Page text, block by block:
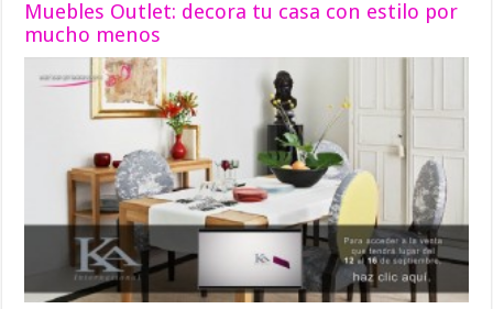
Muebles Outlet: decora tu casa con estilo por
mucho menos